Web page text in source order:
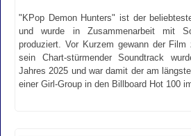
"KPop Demon Hunters" ist der
und wurde in Zusammenarbeit mit
produziert. Vor Kurzem gewann der
sein Chart-stürmender Soundtrack
Jahres 2025 und war damit der am
einer Girl-Group in den Billboard Hot 100